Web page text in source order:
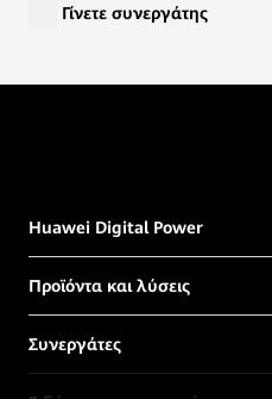
Γίνετε συνεργάτης
Huawei Digital Power
Προϊόντα και λύσεις
Συνεργάτες